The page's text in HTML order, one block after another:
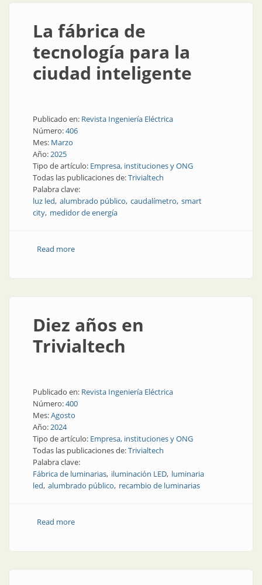
La fábrica de
tecnología para la
ciudad inteligente
Publicado en: Revista Ingeniería Eléctrica
Número:406
Mes: Marzo
Año:2025
Tipo de artículo: Empresa, instituciones y ONG
Todas las publicaciones de:Trivialtech
Palabra clave:
luz led alumbrado público caudalímetro smart
city medidor de energía
Read moreabout La fábrica de tecnología para la ciudad
Diez años en
Trivialtech
Publicado en: Revista Ingeniería Eléctrica
Número:400
Mes:Agosto
Año:2024
Tipo de artículo: Empresa, instituciones y ONG
Todas las publicaciones de:Trivialtech
Palabra clave:
Fábrica de luminarias iluminación LED luminaria
led alumbrado público recambio de luminarias
Read moreabout Diez años en Trivialtech